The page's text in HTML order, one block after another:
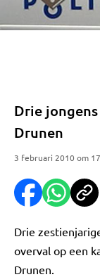
Drie
Drunen
3 februari 2010 om
Drie
overval op een
Drunen.